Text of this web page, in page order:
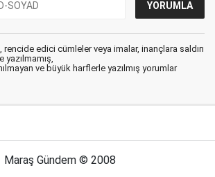
rencide edici cümleler veya imalar, inançlara saldırı
yazılmamış,
ve büyük harflerle yazılmış yorumlar
Maraş Gündem © 2008